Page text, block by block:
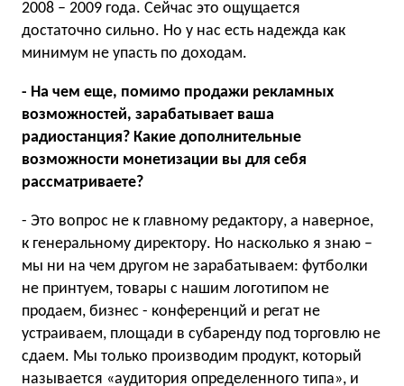
2008 – 2009 года. Сейчас это ощущается
достаточно сильно. Но у нас есть надежда как
минимум не упасть по доходам.
- На чем еще, помимо продажи рекламных
возможностей, зарабатывает ваша
радиостанция? Какие дополнительные
возможности монетизации вы для себя
рассматриваете?
- Это вопрос не к главному редактору, а наверное,
к генеральному директору. Но насколько я знаю –
мы ни на чем другом не зарабатываем: футболки
не принтуем, товары с нашим логотипом не
продаем, бизнес - конференций и регат не
устраиваем, площади в субаренду под торговлю не
сдаем. Мы только производим продукт, который
называется «аудитория определенного типа», и